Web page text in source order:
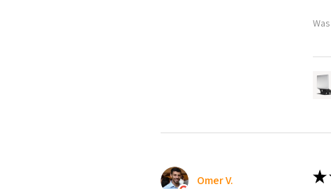
Omer V. ★